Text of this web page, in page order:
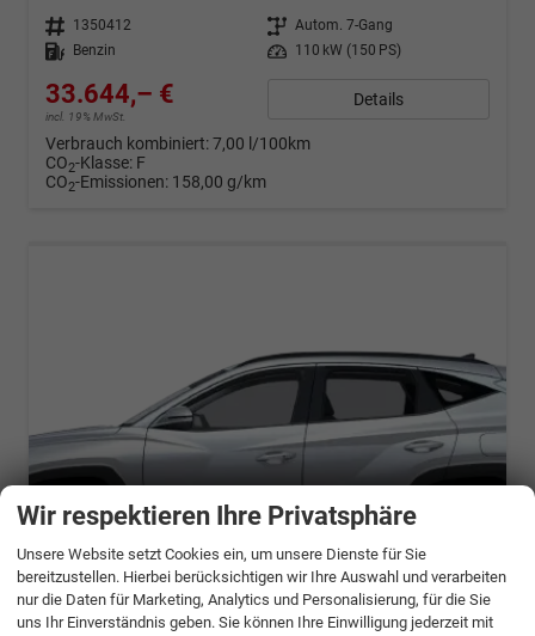
Fahrzeugnr. 1350412 Getriebe Autom. 7-Gang
Kraftstoff
Benzin Leistung 110 kW (150 PS)
33.644,– €
incl. 19% MwSt.
Details
Verbrauch kombiniert:7,00 l/100km
CO2-Klasse: F
CO2-Emissionen: 158,00 g/km
ab 666,– € mtl.
Wir respektieren Ihre Privatsphäre
Unsere Website setzt Cookies ein, um unsere Dienste für Sie
bereitzustellen. Hierbei berücksichtigen wir Ihre Auswahl und verarbeiten
nur die Daten für Marketing, Analytics und Personalisierung, für die Sie
uns Ihr Einverständnis geben. Sie können Ihre Einwilligung jederzeit mit